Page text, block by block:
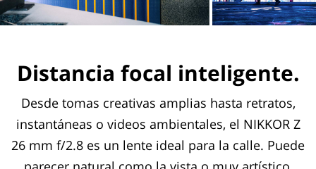
Distancia focal inteligente.
Desde tomas creativas amplias hasta retratos,
instantáneas o videos ambientales, el NIKKOR Z
26 mm f/2.8 es un lente ideal para la calle. Puede